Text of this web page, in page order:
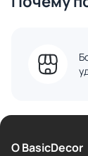
О BasicDecor